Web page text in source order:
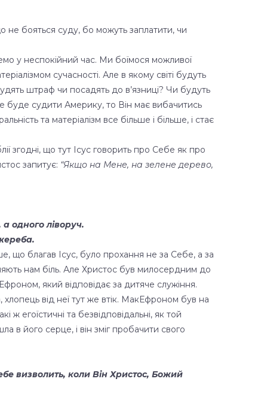
не бояться суду, бо можуть заплатити, чи
у неспокійний час. Ми боїмося можливої
сучасності. Але в якому світі будуть
штраф чи посадять до в’язниці? Чи будуть
буде судити Америку, то Він має вибачитись
та матеріалізм все більше і більше, і стає
згодні, що тут Ісус говорить про Себе як про
запитує: “Якщо на Мене, на зелене дерево,
одного ліворуч.
що благав Ісус, було прохання не за Себе, а за
нам біль. Але Христос був милосердним до
який відповідає за дитяче служіння.
хлопець від неї тут же втік. МакЕфроном був на
ж егоїстичні та безвідповідальні, як той
в його серце, і він зміг пробачити свого
визволить, коли Він Христос, Божий